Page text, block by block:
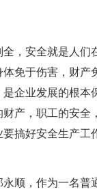
，安全就是人们
免于伤害，财产
企业发展的根本
产，职工的安全
搞好安全生产工
顺，作为一名普